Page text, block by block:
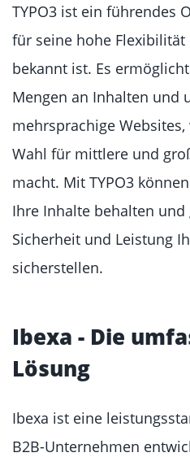
TYPO3 ist ein führendes
für seine hohe
bekannt ist. Es
Mengen an Inhalten und
mehrsprachige
Wahl für mittlere und
macht. Mit TYPO3
Ihre Inhalte behalten
Sicherheit und Leistung
sicherstellen.
Ibexa - Die
Lösung
Ibexa ist eine
B2B-Unternehmen